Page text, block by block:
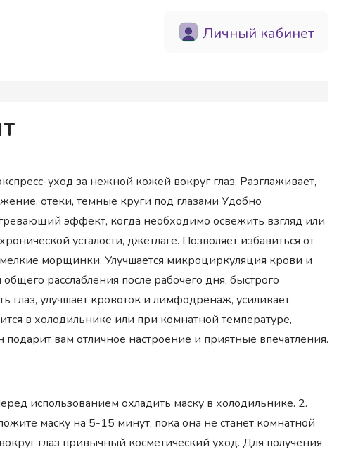
Личный кабинет
уход за нежной кожей вокруг глаз. Разглаживает,
отеки, темные круги под глазами Удобно
эффект, когда необходимо освежить взгляд или
усталости, джетлаге. Позволяет избавиться от
морщинки. Улучшается микроциркуляция крови и
расслабления после рабочего дня, быстрого
глаз, улучшает кровоток и лимфодренаж, усиливает
в холодильнике или при комнатной температуре,
вам отличное настроение и приятные впечатления.
использованием охладить маску в холодильнике. 2.
маску на 5-15 минут, пока она не станет комнатной
глаз привычный косметический уход. Для получения